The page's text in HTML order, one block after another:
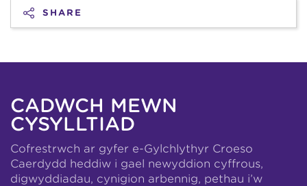
SHARE
CADWCH MEWN
CYSYLLTIAD
Cofrestrwch ar gyfer e-Gylchlythyr Croeso
Caerdydd heddiw i gael newyddion cyffrous,
digwyddiadau, cynigion arbennig, pethau i’w